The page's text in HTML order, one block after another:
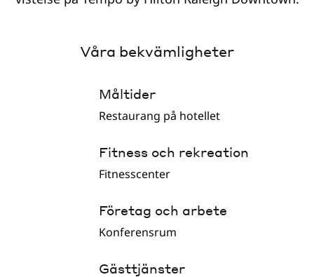
Våra bekvämligheter
Måltider
Restaurang på hotellet
Fitness och rekreation
Fitnesscenter
Företag och arbete
Konferensrum
Gästtjänster